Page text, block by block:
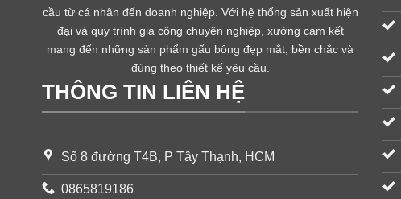
cầu từ cá nhân đến doanh nghiệp. Với hệ thống sản xuất hiện
đại và quy trình gia công chuyên nghiệp, xưởng cam kết
mang đến những sản phẩm gấu bông đẹp mắt, bền chắc và
đúng theo thiết kế yêu cầu.
THÔNG TIN LIÊN HỆ
Số 8 đường T4B, P Tây Thạnh, HCM
0865819186